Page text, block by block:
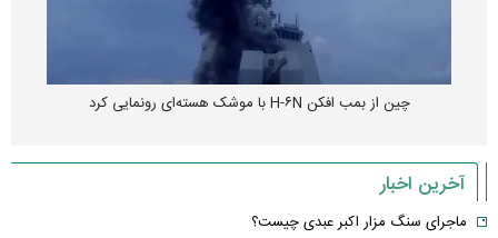
چین از بمب افکن H-۶N با موشک هسته‌ای رونمایی کرد
آخرین اخبار
ماجرای سنگ مزار اکبر عبدی چیست؟